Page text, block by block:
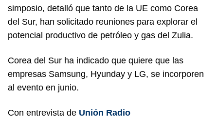
simposio, detalló que tanto de la UE como Corea
del Sur, han solicitado reuniones para explorar el
potencial productivo de petróleo y gas del Zulia.
Corea del Sur ha indicado que quiere que las
empresas Samsung, Hyunday y LG, se incorporen
al evento en junio.
Con entrevista de Unión Radio